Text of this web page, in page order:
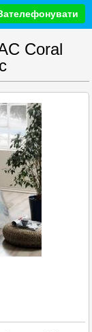
Coral